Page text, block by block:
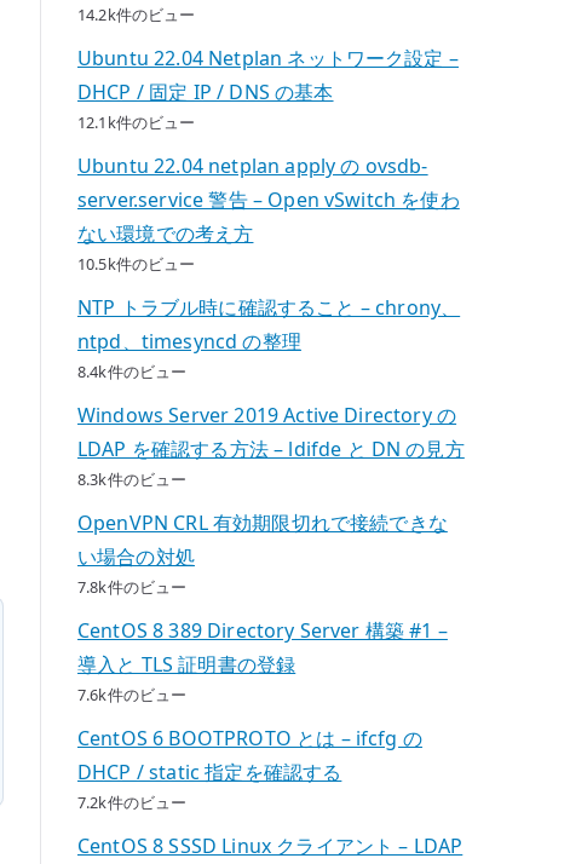
14.2k件のビュー
Ubuntu 22.04 Netplan ネットワーク設定 –
DHCP / 固定 IP / DNS の基本
12.1k件のビュー
Ubuntu 22.04 netplan apply の ovsdb-
server.service 警告 – Open vSwitch を使わ
ない環境での考え方
10.5k件のビュー
NTP トラブル時に確認すること – chrony、
ntpd、timesyncd の整理
8.4k件のビュー
Windows Server 2019 Active Directory の
LDAP を確認する方法 – ldifde と DN の見方
8.3k件のビュー
OpenVPN CRL 有効期限切れで接続できな
い場合の対処
7.8k件のビュー
CentOS 8 389 Directory Server 構築 #1 –
導入と TLS 証明書の登録
7.6k件のビュー
CentOS 6 BOOTPROTO とは – ifcfg の
DHCP / static 指定を確認する
7.2k件のビュー
CentOS 8 SSSD Linux クライアント – LDAP